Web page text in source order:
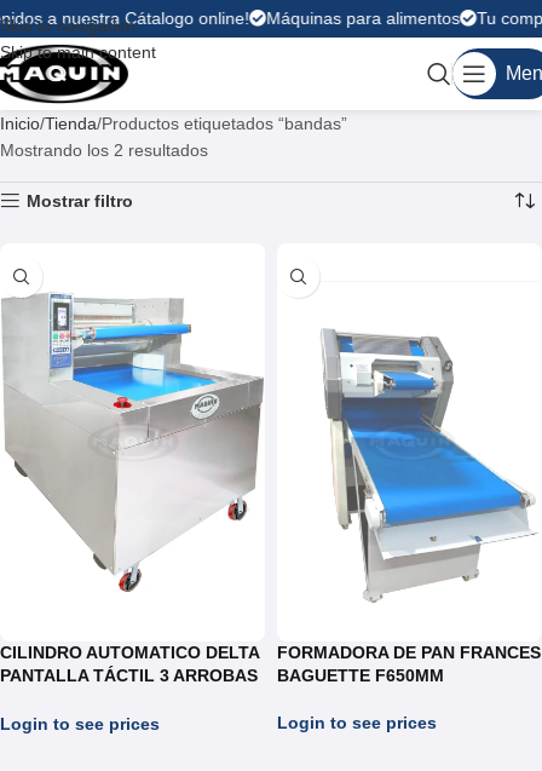
Skip to navigation
Skip to main content
a nuestra Cátalogo online! Máquinas para alimentos Tu
Inicio Tienda Productos etiquetados “bandas”
Mostrando los 2 resultados
Mostrar filtro
CILINDRO AUTOMATICO DELTA
PANTALLA TÁCTIL 3 ARROBAS
Login to see prices
FORMADORA DE PAN FRANCES
BAGUETTE F650MM
Login to see prices